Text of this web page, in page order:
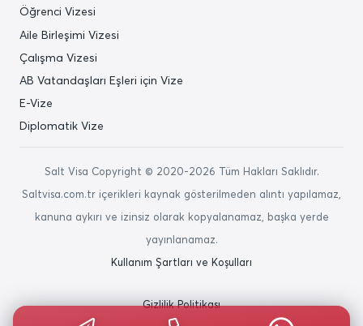
Öğrenci Vizesi
Aile Birleşimi Vizesi
Çalışma Vizesi
AB Vatandaşları Eşleri için Vize
E-Vize
Diplomatik Vize
Salt Visa Copyright © 2020-2026 Tüm Hakları Saklıdır.
Saltvisa.com.tr içerikleri kaynak gösterilmeden alıntı yapılamaz,
kanuna aykırı ve izinsiz olarak kopyalanamaz, başka yerde
yayınlanamaz.
Kullanım Şartları ve Koşulları
Gizlilik Politikası